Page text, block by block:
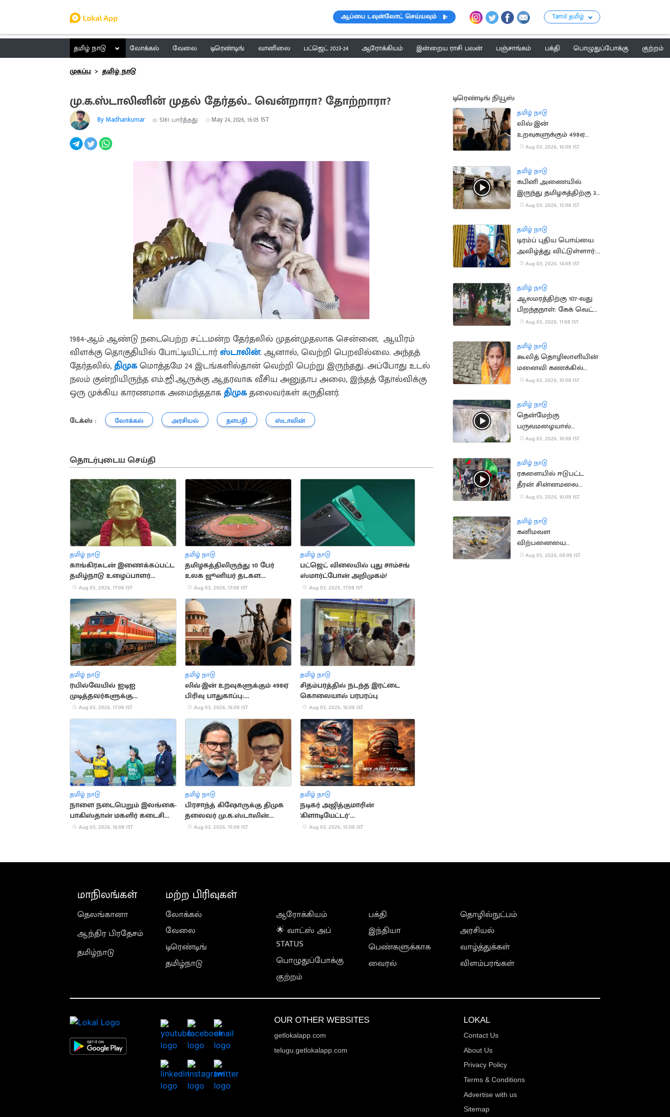
ஆப்பை டவுன்லோட் செய்யவும் Tamil தமிழ்
தமிழ் நாடு லோக்கல் வேலை டிரெண்டிங் வானிலை பட்ஜெட் 2023-24 ஆரோக்கியம் இன்றைய ராசி பலன் பஞ்சாங்கம் பக்தி பொழுதுப்போக்கு
குற்றம்
முகப்பு
தமிழ் நாடு
மு.க.ஸ்டாலினின் முதல் தேர்தல்.. வென்றாரா? தோற்றாரா?
By Madhankumar 5361 பார்த்தது May 24, 2026, 16:05 IST
1984-ஆம் ஆண்டு நடைபெற்ற சட்டமன்ற தேர்தலில் முதன்முதலாக சென்னை, ஆயிரம்
விளக்கு தொகுதியில் போட்டியிட்டார்ஸ்டாலின். ஆனால், வெற்றி பெறவில்லை. அந்தத்
தேர்தலில்,திமுகமொத்தமே 24 இடங்களில்தான் வெற்றி பெற்று இருந்தது. அப்போது உடல்
நலம் குன்றியிருந்த எம்.ஜி.ஆருக்கு ஆதரவாக வீசிய அனுதாப அலை, இந்தத் தோல்விக்கு
ஒரு முக்கிய காரணமாக அமைந்ததாகதிமுகதலைவர்கள் கருதினர்.
டேக்ஸ் : லோக்கல் அரசியல் தளபதி ஸ்டாலின்
தொடர்புடைய செய்தி
தமிழ் நாடு
காங்கிரசுடன் இணைக்கப்பட்ட
தமிழ்நாடு உழைப்பாளர்
கட்சியின் வரலாறு
Aug 03, 2026, 17:08 IST
தமிழ் நாடு
தமிழகத்திலிருந்து 10 பேர்
உலக ஜூனியர் தடகள
அணிக்கு தேர்வு
Aug 03, 2026, 17:08 IST
தமிழ் நாடு
பட்ஜெட் விலையில் புது சாம்சங்
ஸ்மார்ட்போன் அறிமுகம்!
Aug 03, 2026, 17:08 IST
தமிழ் நாடு
ரயில்வேயில் ஐடிஐ
முடித்தவர்களுக்கு
அப்ரண்டிஸ் பயிற்சி
Aug 03, 2026, 17:08 IST
தமிழ் நாடு
லிவ்-இன் உறவுகளுக்கும் 498ஏ
பிரிவு பாதுகாப்பு:
உச்சநீதிமன்றம் தீர்ப்பு
Aug 03, 2026, 16:08 IST
தமிழ் நாடு
சிதம்பரத்தில் நடந்த இரட்டை
கொலையால் பரபரப்பு
Aug 03, 2026, 16:08 IST
தமிழ் நாடு
நாளை நடைபெறும் இலங்கை-
பாகிஸ்தான் மகளிர் கடைசி
டி20 போட்டி
Aug 03, 2026, 16:08 IST
தமிழ் நாடு
பிரசாந்த் கிஷோருக்கு திமுக
தலைவர் மு.க.ஸ்டாலின்
வாழ்த்து
Aug 03, 2026, 15:08 IST
தமிழ் நாடு
நடிகர் அஜித்குமாரின்
'கிளாடியேட்டர்'
ஆவணப்படத்தின் FIRST LOOK
Aug 03, 2026, 15:08 IST
டிரெண்டிங் நியூஸ்
தமிழ் நாடு
லிவ்-இன்
உறவுகளுக்கும் 498ஏ
பிரிவு பாதுகாப்பு:
Aug 03, 2026, 16:08 IST
தமிழ் நாடு
கபினி அணையில்
இருந்து தமிழகத்திற்கு 30
ஆயிரம் கன அடி நீர்
Aug 03, 2026, 15:08 IST
தமிழ் நாடு
டிரம்ப் புதிய பொய்யை
அவிழ்த்து விட்டுள்ளார்:
ஈரானிய ஊடகங்கள்
Aug 03, 2026, 14:08 IST
தமிழ் நாடு
ஆலமரத்திற்கு 107-வது
பிறந்தநாள்: கேக் வெட்டி
கொண்டாடிய
Aug 03, 2026, 11:08 IST
தமிழ் நாடு
கூலித் தொழிலாளியின்
மனைவி கணக்கில்
ரூ.100 கோடி வரவு:
Aug 03, 2026, 10:08 IST
தமிழ் நாடு
தென்மேற்கு
பருவமழையால்
ஆர்ப்பரித்து கொட்டும்
Aug 03, 2026, 10:08 IST
தமிழ் நாடு
ரகளையில் ஈடுபட்ட
தீரன் சின்னமலை
பேரவையினரை
போலீஸ்
Aug 03, 2026, 10:08 IST
தமிழ் நாடு
கனிமவள
விற்பனையை
முறைப்படுத்தும்
Aug 03, 2026, 08:08 IST
மாநிலங்கள்
தெலங்கானா
ஆந்திர பிரதேசம்
தமிழ்நாடு
மற்ற பிரிவுகள்
லோக்கல்
வேலை
டிரெண்டிங்
தமிழ்நாடு
ஆரோக்கியம்
🌟 வாட்ஸ் அப்
STATUS
பொழுதுப்போக்கு
குற்றம்
பக்தி
இந்தியா
பெண்களுக்காக
வைரல்
தொழில்நுட்பம்
அரசியல்
வாழ்த்துக்கள்
விளம்பரங்கள்
OUR OTHER WEBSITES
getlokalapp.com
telugu.getlokalapp.com
LOKAL
Contact Us
About Us
Privacy Policy
Terms & Conditions
Advertise with us
Sitemap